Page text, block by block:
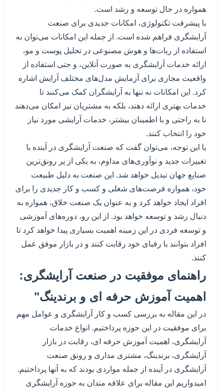
همواره در حال توسعه و رشد است.
با پیشرفت تکنولوژی، امکانات جدیدی برای صنعت
آرایشگری فراهم شده است. از جمله این امکانات می‌توان به
استفاده از ربات‌ها و هوش مصنوعی در تحلیل پوست و مو،
ارائه خدمات آرایشگری به صورت آنلاین، و حتی استفاده از
واقعیت مجازی برای آزمایش مدل‌های مختلف آرایش اشاره
کرد. این امکانات نه تنها به آرایشگران کمک می‌کنند تا
خدمات بهتری ارائه دهند، بلکه به مشتریان نیز امکان می‌دهند
تا به راحتی و با اطمینان بیشتر، خدمات آرایشی مورد نیاز
خود را انتخاب کنند.
با این توجه، می‌توان گفت که صنعت آرایشگری در آینده با
تغییرات جدید و نوآوری‌های مداوم، به یکی از پر رونق‌ترین
صنایع جهان تبدیل خواهد شد. این صنعت به دلیل طبیعت
خود، همواره فرصت‌های شغلی و کسب و کار جدیدی را برای
افراد ایجاد خواهد کرد و به عنوان یک صنعت خلاق، همواره به
دنبال رشد و توسعه خواهد بود. از این رو، دوره‌های آموزشی
و توسعه فردی در این زمینه اهمیت بسیاری پیدا خواهد کرد تا
افراد بتوانند با رقبای خود رقابت کنند و در بازار موفق عمل
کنند.
راهنمای موفقیت در صنعت آرایشگری:
اهمیت آموزش حرفه ای و برندینگ"
در این مقاله به بررسی کسب و کار آرایشگری و عوامل مهم
برای موفقیت در این حوزه پرداختیم. انواع خدمات
آرایشگری، اهمیت آموزش حرفه ای، رقابت در بازار
آرایشگری، برندینگ، مشتری مداری و رونق صنعت
آرایشگری در آینده از جمله مواردی بودند که به آنها پرداختیم.
امیدواریم این مقاله برای علاقه مندان به حوزه آرایشگری